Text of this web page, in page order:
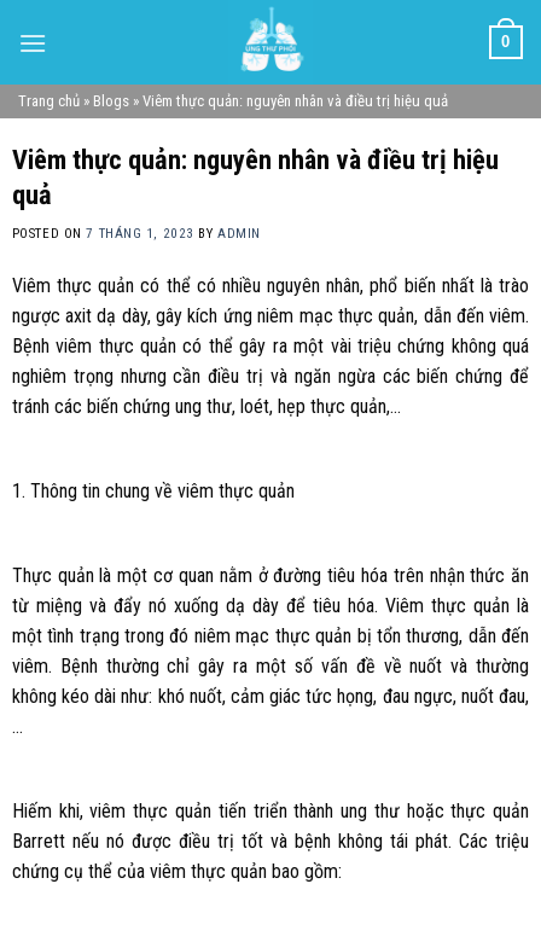
0
Trang chủ » Blogs » Viêm thực quản: nguyên nhân và điều trị hiệu quả
Viêm thực quản: nguyên nhân và điều trị hiệu
quả
POSTED ON7 THÁNG 1, 2023 BYADMIN
Viêm thực quản có thể có nhiều nguyên nhân, phổ biến nhất là trào
ngược axit dạ dày, gây kích ứng niêm mạc thực quản, dẫn đến viêm.
Bệnh viêm thực quản có thể gây ra một vài triệu chứng không quá
nghiêm trọng nhưng cần điều trị và ngăn ngừa các biến chứng để
tránh các biến chứng ung thư, loét, hẹp thực quản,…
1. Thông tin chung về viêm thực quản
Thực quản là một cơ quan nằm ở đường tiêu hóa trên nhận thức ăn
từ miệng và đẩy nó xuống dạ dày để tiêu hóa. Viêm thực quản là
một tình trạng trong đó niêm mạc thực quản bị tổn thương, dẫn đến
viêm. Bệnh thường chỉ gây ra một số vấn đề về nuốt và thường
không kéo dài như: khó nuốt, cảm giác tức họng, đau ngực, nuốt đau,
…
Hiếm khi, viêm thực quản tiến triển thành ung thư hoặc thực quản
Barrett nếu nó được điều trị tốt và bệnh không tái phát. Các triệu
chứng cụ thể của viêm thực quản bao gồm: